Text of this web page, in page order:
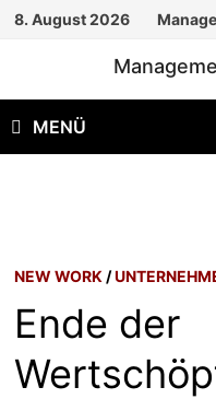
Zum
8. August 2026
MENÜ
NEW WORK /
Ende der